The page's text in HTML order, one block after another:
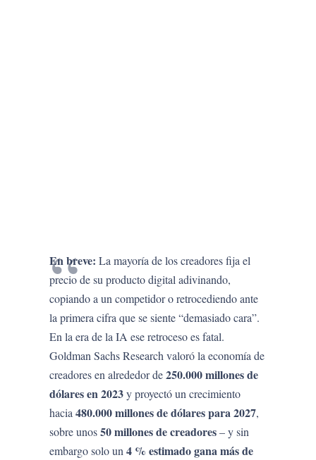
En breve: La mayoría de los creadores fija el
precio de su producto digital adivinando,
copiando a un competidor o retrocediendo ante
la primera cifra que se siente “demasiado cara”.
En la era de la IA ese retroceso es fatal.
Goldman Sachs Research valoró la economía de
creadores en alrededor de250.000 millones de
dólares en 2023y proyectó un crecimiento
hacia480.000 millones de dólares para 2027,
sobre unos50 millones de creadores– y sin
embargo solo un4 % estimado gana más de